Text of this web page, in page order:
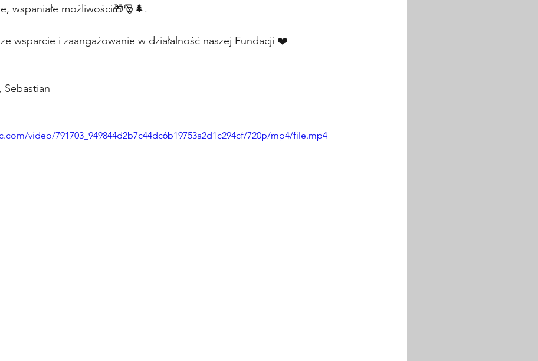
wspaniałe możliwości🎁🎅🌲.
wsparcie i zaangażowanie w działalność naszej Fundacji ❤️
Sebastian
video/791703_949844d2b7c44dc6b19753a2d1c294cf/720p/mp4/file.mp4